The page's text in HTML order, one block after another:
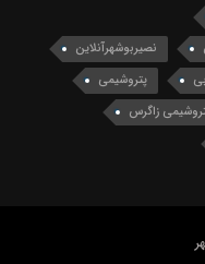
نصیربوشهرآنلاین
پتروشیمی
زاگرس